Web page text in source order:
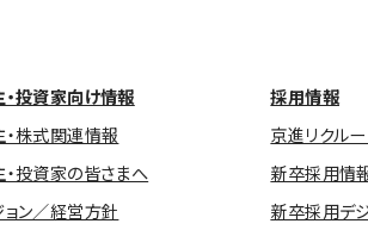
・投資家向け情報
・株式関連情報
・投資家の皆さまへ
ョン／経営方針
採用情報
京進リクル
新卒採用情
新卒採用デ